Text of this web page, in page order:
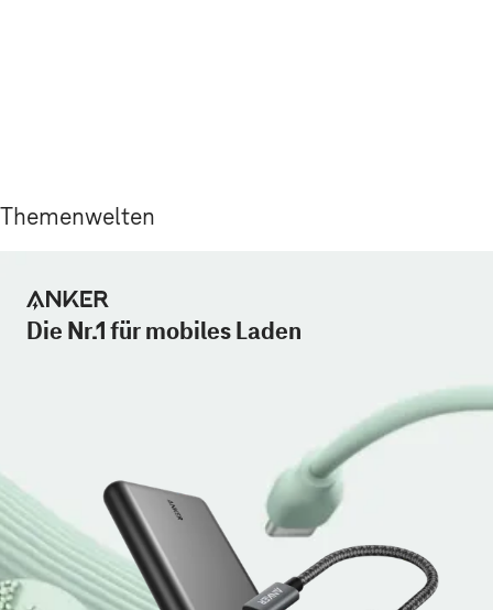
Themenwelten
Die Nr.1 für mobiles Laden